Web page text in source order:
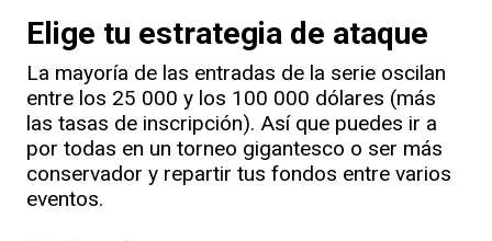
Elige tu estrategia de ataque
La mayoría de las entradas de la serie oscilan
entre los 25 000 y los 100 000 dólares (más
las tasas de inscripción). Así que puedes ir a
por todas en un torneo gigantesco o ser más
conservador y repartir tus fondos entre varios
eventos.